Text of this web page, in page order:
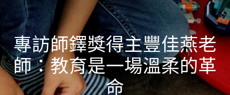
專訪師鐸獎得主豐佳燕老
師：教育是一場溫柔的革
命